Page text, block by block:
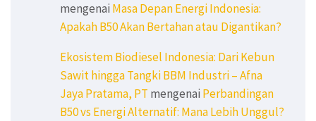
mengenai Masa Depan Energi Indonesia:
Apakah B50 Akan Bertahan atau Digantikan?
Ekosistem Biodiesel Indonesia: Dari Kebun
Sawit hingga Tangki BBM Industri – Afna
Jaya Pratama, PT mengenai Perbandingan
B50 vs Energi Alternatif: Mana Lebih Unggul?